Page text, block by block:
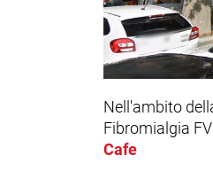
Nell'ambito
Fibromialgia
Cafe